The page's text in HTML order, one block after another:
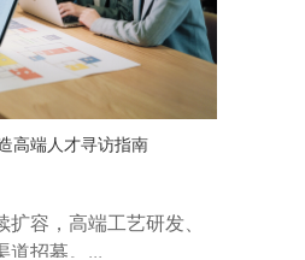
高端人才寻访指南
容，高端工艺研发、
道招募。...